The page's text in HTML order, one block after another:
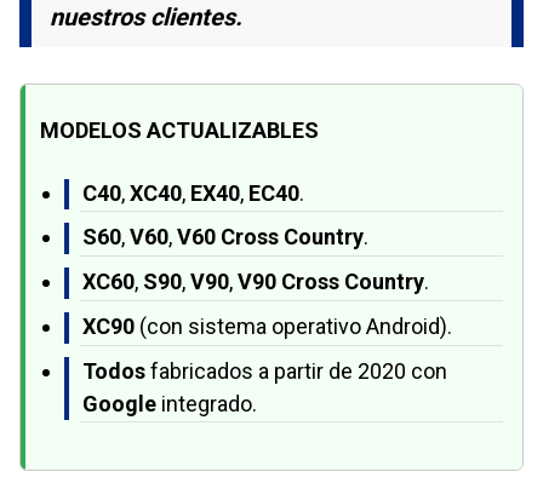
nuestros clientes.
MODELOS ACTUALIZABLES
C40,XC40, EX40, EC40.
S60,V60,V60 Cross Country.
XC60, S90,V90,V90 Cross Country.
XC90 (con sistema operativo Android).
Todosfabricados a partir de 2020 con
Google integrado.